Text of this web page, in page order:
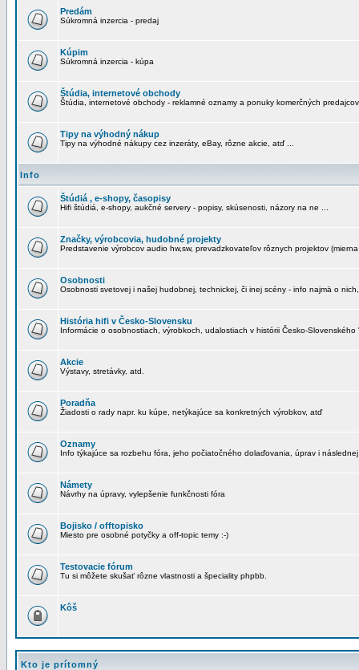
Predám
Súkromná inzercia - predaj
Kúpim
Súkromná inzercia - kúpa
Štúdia, internetové obchody
Štúdia, internetové obchody - reklamné oznamy a ponuky komerčných predajcov
Tipy na výhodný nákup
Tipy na výhodné nákupy cez inzeráty, eBay, rôzne akcie, atď ...
Info
Štúdiá , e-shopy, časopisy
Hifi štúdiá, e-shopy, aukčné servery - popisy, skúsenosti, názory na ne ...
Značky, výrobcovia, hudobné projekty
Predstavenie výrobcov audio hw,sw, prevadzkovateľov rôznych projektov
Osobnosti
Osobnosti svetovej i našej hudobnej, technickej, či inej scény - info najmä o
História hifi v Česko-Slovensku
Informácie o osobnostiach, výrobkoch, udalostiach v histórii Česko-Slovenského
Akcie
Výstavy, stretávky, atd.
Poradňa
Žiadosti o rady napr. ku kúpe, netýkajúce sa konkretných výrobkov, atď
Oznamy
Info týkajúce sa rozbehu fóra, jeho počiatočného dolaďovania, úprav i
Námety
Návrhy na úpravy, vylepšenie funkčnosti fóra
Bojisko / offtopisko
Miesto pre osobné potyčky a off-topic temy :-)
Testovacie fórum
Tu si môžete skušať rôzne vlastnosti a špeciality phpbb.
Kôš
Kto je prítomný